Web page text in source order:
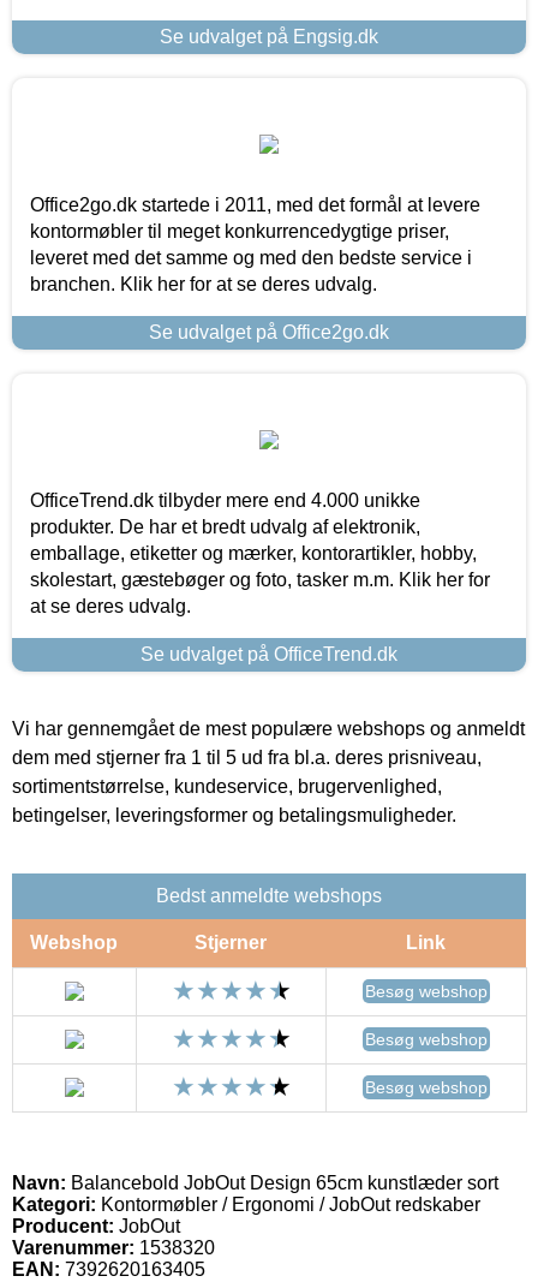
Se udvalget på Engsig.dk
Office2go.dk startede i 2011, med det formål at levere
kontormøbler til meget konkurrencedygtige priser,
leveret med det samme og med den bedste service i
branchen. Klik her for at se deres udvalg.
Se udvalget på Office2go.dk
OfficeTrend.dk tilbyder mere end 4.000 unikke
produkter. De har et bredt udvalg af elektronik,
emballage, etiketter og mærker, kontorartikler, hobby,
skolestart, gæstebøger og foto, tasker m.m. Klik her for
at se deres udvalg.
Se udvalget på OfficeTrend.dk
Vi har gennemgået de mest populære webshops og anmeldt
dem med stjerner fra 1 til 5 ud fra bl.a. deres prisniveau,
sortimentstørrelse, kundeservice, brugervenlighed,
betingelser, leveringsformer og betalingsmuligheder.
Bedst anmeldte webshops
Webshop Stjerner Link
Besøg webshop
Besøg webshop
Besøg webshop
Navn: Balancebold JobOut Design 65cm kunstlæder sort
Kategori: Kontormøbler / Ergonomi / JobOut redskaber
Producent: JobOut
Varenummer: 1538320
EAN: 7392620163405